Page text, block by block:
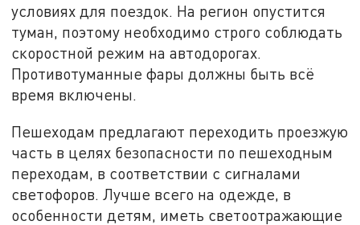
условиях для поездок. На регион опустится
туман, поэтому необходимо строго соблюдать
скоростной режим на автодорогах.
Противотуманные фары должны быть всё
время включены.
Пешеходам предлагают переходить проезжую
часть в целях безопасности по пешеходным
переходам, в соответствии с сигналами
светофоров. Лучше всего на одежде, в
особенности детям, иметь светоотражающие